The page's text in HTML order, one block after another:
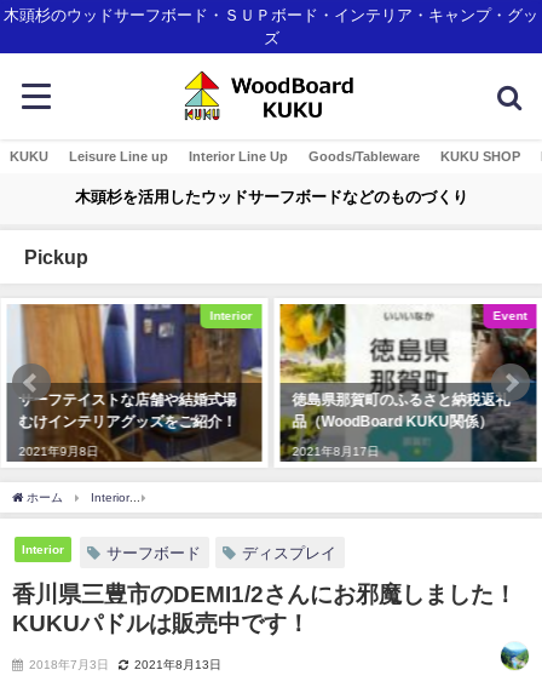
木頭杉のウッドサーフボード・ＳＵＰボード・インテリア・キャンプ・グッ
ズ
KUKU Leisure Line up Interior Line Up Goods/Tableware KUKU SHOP
木頭杉を活用したウッドサーフボードなどのものづくり
Pickup
や結婚式場
をご紹介！
徳島県那賀町のふるさと納税返礼
品（WoodBoard KUKU関係）
2021年8月17日
沖縄に新登場のリ
「STORYLINE 瀬
2024年4月30日
ホーム Interior
Interior サーフボード ディスプレイ
香川県三豊市のDEMI1/2さんにお邪魔しました！
KUKUパドルは販売中です！
2018年7月3日 2021年8月13日